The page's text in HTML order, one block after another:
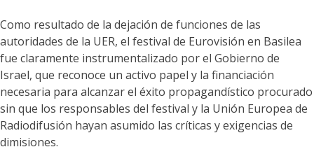
Como resultado de la dejación de funciones de las
autoridades de la UER, el festival de Eurovisión en Basilea
fue claramente instrumentalizado por el Gobierno de
Israel, que reconoce un activo papel y la financiación
necesaria para alcanzar el éxito propagandístico procurado
sin que los responsables del festival y la Unión Europea de
Radiodifusión hayan asumido las críticas y exigencias de
dimisiones.